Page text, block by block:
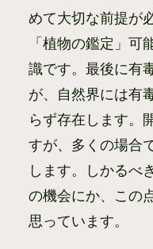
めて大切な前提が
「植物の鑑定」可
識です。最後に有
が、自然界には有
らず存在します。
すが、多くの場合
します。しかるべ
の機会にか、この
思っています。